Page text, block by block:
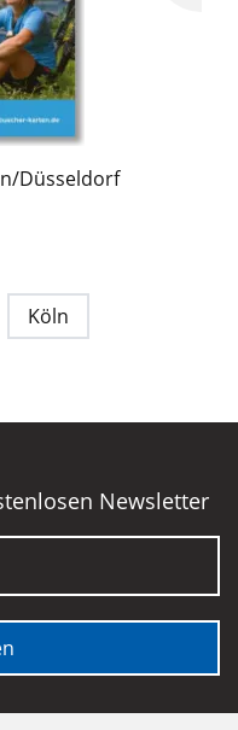
Düsseldorf
Köln
Newsletter